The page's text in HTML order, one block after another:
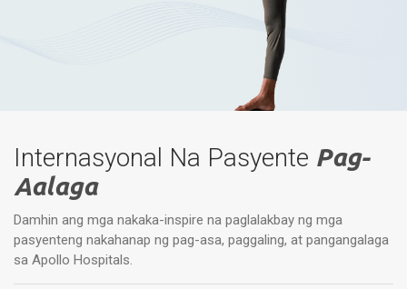
Internasyonal Na Pasyente Pag-
Aalaga
Damhin ang mga nakaka-inspire na paglalakbay ng mga
pasyenteng nakahanap ng pag-asa, paggaling, at pangangalaga
sa Apollo Hospitals.